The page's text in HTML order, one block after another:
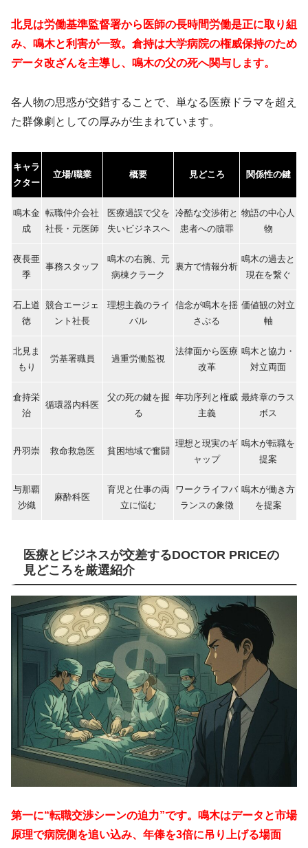
北見は労働基準監督署から医師の長時間労働是正に取り組
み、鳴木と利害が一致。倉持は大学病院の権威保持のため
データ改ざんを主導し、鳴木の父の死へ関与します。
各人物の思惑が交錯することで、単なる医療ドラマを超え
た群像劇としての厚みが生まれています。
キャラ
クター
立場/職業 概要 見どころ 関係性の鍵
鳴木金
成
転職仲介会社
社長・元医師
医療過誤で父を
失いビジネスへ
冷酷な交渉術と
患者への贖罪
物語の中心人
物
夜長亜
季
事務スタッフ
鳴木の右腕、元
病棟クラーク
裏方で情報分析
鳴木の過去と
現在を繋ぐ
石上道
徳
競合エージェ
ント社長
理想主義のライ
バル
信念が鳴木を揺
さぶる
価値観の対立
軸
北見ま
もり
労基署職員 過重労働監視
法律面から医療
改革
鳴木と協力・
対立両面
倉持栄
治
循環器内科医
父の死の鍵を握
る
年功序列と権威
主義
最終章のラス
ボス
丹羽崇 救命救急医 貧困地域で奮闘
理想と現実のギ
ャップ
鳴木が転職を
提案
与那覇
沙織
麻酔科医
育児と仕事の両
立に悩む
ワークライフバ
ランスの象徴
鳴木が働き方
を提案
医療とビジネスが交差するDOCTOR PRICEの
見どころを厳選紹介
第一に“転職交渉シーンの迫力”です。鳴木はデータと市場
原理で病院側を追い込み、年俸を3倍に吊り上げる場面